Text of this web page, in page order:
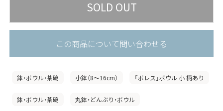
この商品について問い合わせる
鉢・ボウル・茶碗 小鉢（8〜16cm） 「ボレス」ボウル 小 柄あり
鉢・ボウル・茶碗 丸鉢・どんぶり・ボウル